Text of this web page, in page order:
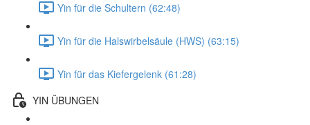
Yin für die Schultern (62:48)
Yin für die Halswirbelsäule (HWS) (63:15)
Yin für das Kiefergelenk (61:28)
YIN ÜBUNGEN